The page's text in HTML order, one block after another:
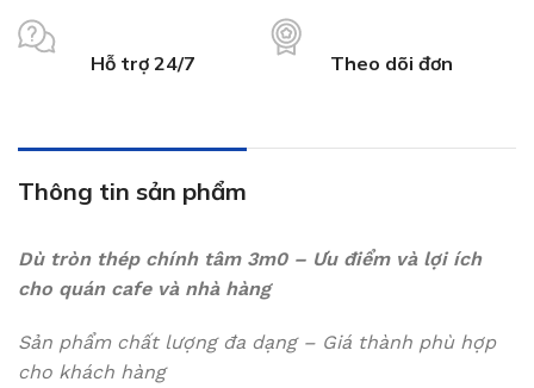
Hỗ trợ 24/7 Theo dõi đơn
Thông tin sản phẩm
Dù tròn thép chính tâm 3m0 – Ưu điểm và lợi ích
cho quán cafe và nhà hàng
Sản phẩm chất lượng đa dạng – Giá thành phù hợp
cho khách hàng